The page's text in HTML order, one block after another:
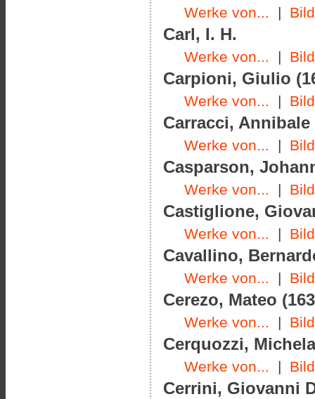
Werke von... |
Carl, I. H.
Werke von... |
Carpioni, Giulio
Werke von... |
Carracci, Annibale
Werke von... |
Casparson,
Werke von... |
Castiglione,
Werke von... |
Cavallino,
Werke von... |
Cerezo, Mateo
Werke von... |
Cerquozzi,
Werke von... |
Cerrini, Giovanni